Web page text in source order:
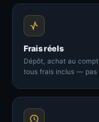
Frais réels
Dépôt, achat au
tous frais inclus — pas